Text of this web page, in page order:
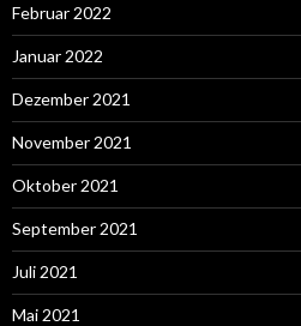
Februar 2022
Januar 2022
Dezember 2021
November 2021
Oktober 2021
September 2021
Juli 2021
Mai 2021